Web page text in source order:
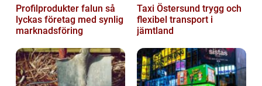
Profilprodukter falun så
lyckas företag med synlig
marknadsföring
Taxi Östersund trygg och
flexibel transport i
jämtland